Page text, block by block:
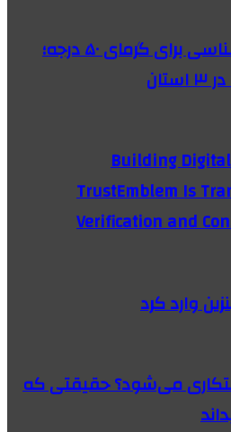
هشدار قرمز هواشناسی برای گرمای ۵۰ درجه؛
Building
TrustEmblem Is
Verification and
وارد کرد
می‌شود؟ حقیقتی که